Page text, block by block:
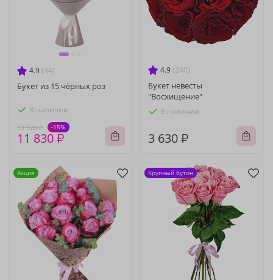
4.9 (34)
Букет из 15 чёрных роз
В наличии
13 920 ₽ -15%
11 830 ₽
4.9 (240)
Букет невесты
"Восхищение"
В наличии
3 630 ₽
Акция Крупный бутон